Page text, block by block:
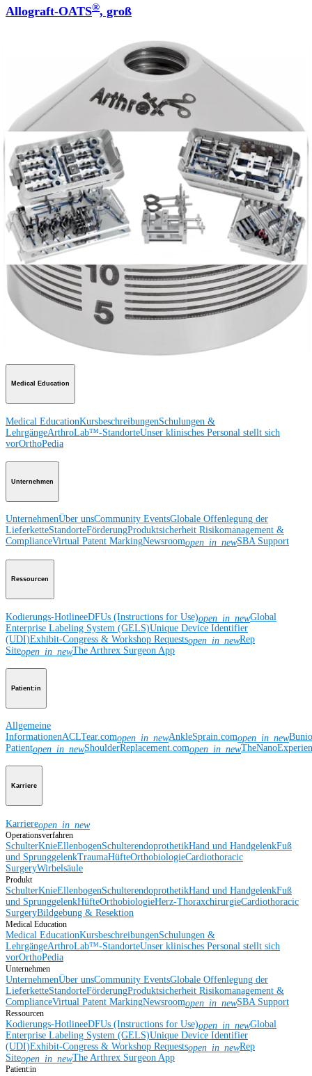
Allograft-OATS®, groß
Wie können wir Ihnen helfen?
Medizinproduktberater:in kontaktieren
Veranstaltungen, Lab-Vorführungen und Schulungsmöglichkeiten
ansehen
Unseren Newsletter abonnieren
Besuchen Sie uns
Operationsverfahren
SchulterKnieEllenbogen SchulterendoprothetikHand und HandgelenkFuß
und SprunggelenkTraumaHüfte OrthobiologieCardiothoracic
SurgeryWirbelsäule
Produkt
Schulter EllenbogenSchulterendoprothetik Hand und HandgelenkFuß
und Sprunggelenk
Cardiothoracic
Bildgebung & Resektion
Medical Education
Medical EducationKursbeschreibungenSchulungen &
LehrgängeArthroLab™-StandorteUnser klinisches Personal stellt sich
vorOrthoPedia
Unternehmen
UnternehmenÜber unsCommunity EventsGlobale Offenlegung der
LieferketteStandorteFörderungProduktsicherheit Risikomanagement &
ComplianceVirtual Patent MarkingNewsroomopen_in_newSBA Support
Ressourcen
Kodierungs-HotlineeDFUs (Instructions for Use)open_in_newGlobal
Enterprise Labeling System (GELS)Unique Device Identifier
(UDI)Exhibit-Congress & Workshop Requestsopen_in_newRep
Siteopen_in_newThe Arthrex Surgeon App
Patient:in
Allgemeine
InformationenACLTear.comopen_in_newAnkleSprain.comopen_in_new
Patientopen_in_newShoulderReplacement.comopen_in_new
Karriere
Karriereopen_in_new
Operationsverfahren
SchulterKnieEllenbogenSchulterendoprothetikHand und HandgelenkFuß
und SprunggelenkTraumaHüfteOrthobiologieCardiothoracic
SurgeryWirbelsäule
Produkt
SchulterKnieEllenbogenSchulterendoprothetikHand und HandgelenkFuß
und SprunggelenkHüfteOrthobiologieHerz-ThoraxchirurgieCardiothoracic
SurgeryBildgebung & Resektion
Medical Education
Medical EducationKursbeschreibungenSchulungen &
LehrgängeArthroLab™-StandorteUnser klinisches Personal stellt sich
vorOrthoPedia
Unternehmen
UnternehmenÜber unsCommunity EventsGlobale Offenlegung der
LieferketteStandorteFörderungProduktsicherheit Risikomanagement &
ComplianceVirtual Patent MarkingNewsroomopen_in_newSBA Support
Ressourcen
Kodierungs-HotlineeDFUs (Instructions for Use)open_in_newGlobal
Enterprise Labeling System (GELS)Unique Device Identifier
(UDI)Exhibit-Congress & Workshop Requestsopen_in_newRep
Siteopen_in_newThe Arthrex Surgeon App
Patient:in